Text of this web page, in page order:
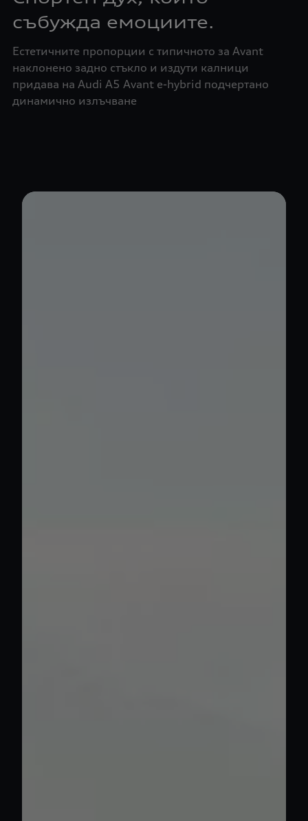
събужда емоциите.
Естетичните пропорции с типичното за Avant
наклонено задно стъкло и издути калници
придава на Audi A5 Avant e-hybrid подчертано
динамично излъчване